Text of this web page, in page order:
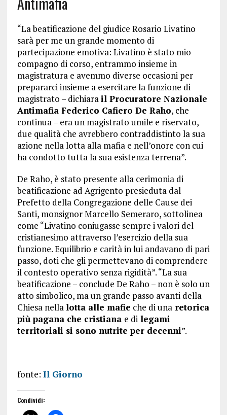
“La beatificazione del giudice Rosario Livatino
sarà per me un grande momento di
partecipazione emotiva: Livatino è stato mio
compagno di corso, entrammo insieme in
magistratura e avemmo diverse occasioni per
prepararci insieme a esercitare la funzione di
magistrato – dichiarail Procuratore Nazionale
Antimafia Federico Cafiero De Raho, che
continua – era un magistrato umile e riservato,
due qualità che avrebbero contraddistinto la sua
azione nella lotta alla mafia e nell’onore con cui
ha condotto tutta la sua esistenza terrena”.
De Raho, è stato presente alla cerimonia di
beatificazione ad Agrigento presieduta dal
Prefetto della Congregazione delle Cause dei
Santi, monsignor Marcello Semeraro, sottolinea
come “Livatino coniugasse sempre i valori del
cristianesimo attraverso l’esercizio della sua
funzione. Equilibrio e carità in lui andavano di pari
passo, doti che gli permettevano di comprendere
il contesto operativo senza rigidità”. “La sua
beatificazione – conclude De Raho – non è solo un
atto simbolico, ma un grande passo avanti della
Chiesa nellalotta alle mafie che di unaretorica
più pagana che cristiana e dilegami
territoriali si sono nutrite per decenni”.
fonte: Il Giorno
Condividi: